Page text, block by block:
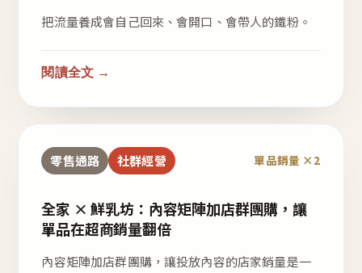
把流量養成會自己回來、會開口、會帶人的鐵粉。
閱讀全文 →
零售通路 社群經營 單品銷量 ×2
全家 × 鮮乳坊：內容矩陣加店群團購，讓
單品在超商銷量翻倍
內容矩陣加店群團購，讓投放內容的店家銷量是一